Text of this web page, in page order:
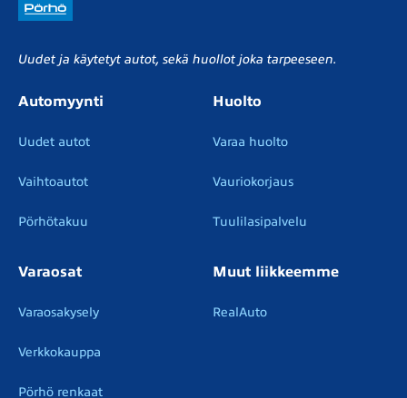
Uudet ja käytetyt autot, sekä huollot joka tarpeeseen.
Automyynti
Uudet autot
Vaihtoautot
Pörhötakuu
Huolto
Varaa huolto
Vauriokorjaus
Tuulilasipalvelu
Varaosat
Varaosakysely
Verkkokauppa
Pörhö renkaat
Muut liikkeemme
RealAuto